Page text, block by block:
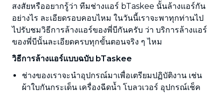
สงสัยหรืออยากรู้ว่า ทีมช่างแอร์ bTaskee นั้นล้างแอร์กัน
อย่างไร ละเอียดรอบคอบไหม ในวันนี้เราจะพาทุกท่านไป
ไปรับชมวิธีการล้างแอร์ของพี่บีกันครับ ว่า บริการล้างแอร์
ของพี่บีนั้นละเอียดครบทุกขั้นตอนจริง ๆ ไหม
วิธีการล้างแอร์แบบฉบับ bTaskee
ช่างของเราจะนำอุปกรณ์มาเพื่อเตรียมปฏิบัติงาน เช่น
ผ้าใบกันกระเด็น เครื่องฉีดน้ำ โบลวเวอร์ อุปกรณ์เช็ค